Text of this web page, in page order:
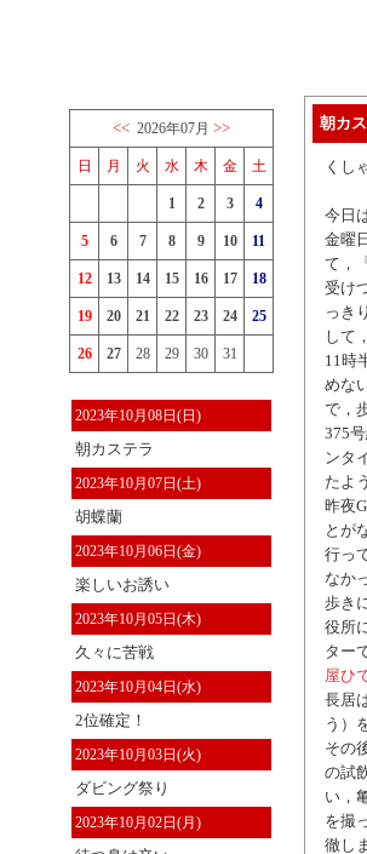
<< 2026年07月 >>
日 月 火 水 木 金 土
1 2 3 4
5 6 7 8 9 10 11
12 13 14 15 16 17 18
19 20 21 22 23 24 25
26 27 28 29 30 31
2023年10月08日(日)
朝カステラ
2023年10月07日(土)
胡蝶蘭
2023年10月06日(金)
楽しいお誘い
2023年10月05日(木)
久々に苦戦
2023年10月04日(水)
2位確定！
2023年10月03日(火)
ダビング祭り
2023年10月02日(月)
朝カ
くし
今日
金曜
て，
受け
っき
して
11時
めな
で，
375
ンタ
たよ
昨夜
とが
行っ
なか
歩き
役所
ター
屋ひ
長居
う）
その
の試
い，
を撮
徹し